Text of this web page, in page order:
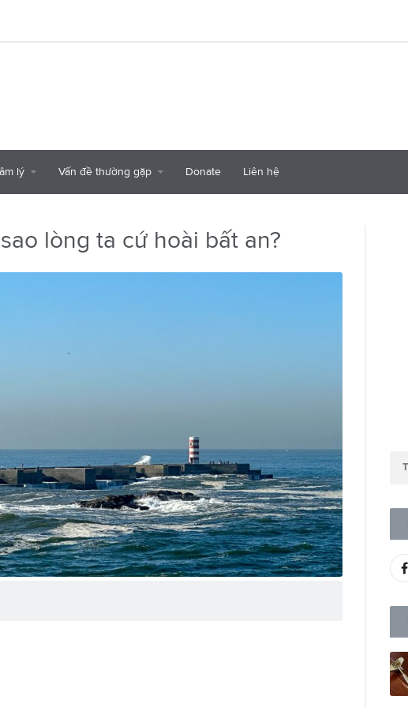
lý Vấn đề thường gặp Donate Liên hệ
lòng ta cứ hoài bất an?